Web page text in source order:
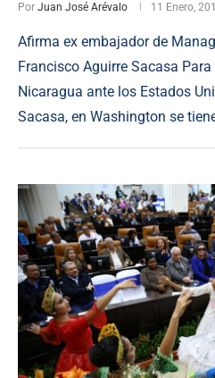
Por Juan José Arévalo 11 Enero,
Afirma ex embajador de
Francisco Aguirre Sacasa
Nicaragua ante los Estados
Sacasa, en Washington se